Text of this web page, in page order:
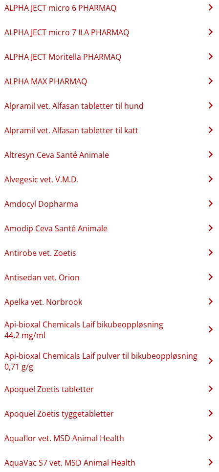
ALPHA JECT micro 6 PHARMAQ
ALPHA JECT micro 7 ILA PHARMAQ
ALPHA JECT Moritella PHARMAQ
ALPHA MAX PHARMAQ
Alpramil vet. Alfasan tabletter til hund
Alpramil vet. Alfasan tabletter til katt
Altresyn Ceva Santé Animale
Alvegesic vet. V.M.D.
Amdocyl Dopharma
Amodip Ceva Santé Animale
Antirobe vet. Zoetis
Antisedan vet. Orion
Apelka vet. Norbrook
Api-bioxal Chemicals Laif bikubeoppløsning
44,2 mg/ml
Api-bioxal Chemicals Laif pulver til bikubeoppløsning
0,71 g/g
Apoquel Zoetis tabletter
Apoquel Zoetis tyggetabletter
Aquaflor vet. MSD Animal Health
AquaVac S7 vet. MSD Animal Health